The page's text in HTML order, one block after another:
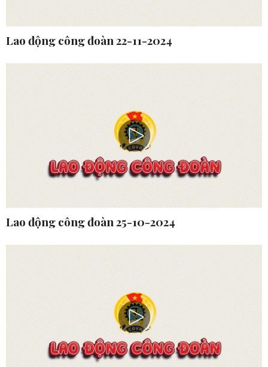
Lao động công đoàn 22-11-2024
Lao động công đoàn 25-10-2024